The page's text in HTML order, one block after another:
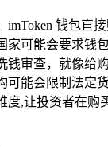
imToken 钱包直
家可能会要求钱
钱审查，就像给
可能会限制法定
度,让投资者在购